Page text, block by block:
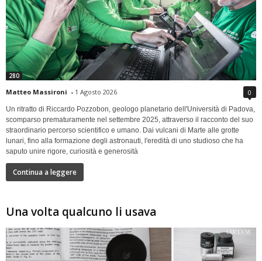
280
Matteo Massironi - 1 Agosto 2026 0
Un ritratto di Riccardo Pozzobon, geologo planetario dell'Università di Padova,
scomparso prematuramente nel settembre 2025, attraverso il racconto del suo
straordinario percorso scientifico e umano. Dai vulcani di Marte alle grotte
lunari, fino alla formazione degli astronauti, l'eredità di uno studioso che ha
saputo unire rigore, curiosità e generosità
Continua a leggere
Una volta qualcuno li usava